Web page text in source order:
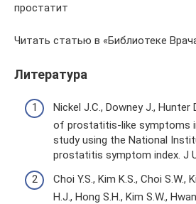
простатит
Читать статью в «Библиотеке
Литература
Nickel J.C., Downey J., Hunter
of prostatitis-like symptoms
study using the National
prostatitis symptom index. J
Choi Y.S., Kim K.S., Choi S.W.,
H.J., Hong S.H., Kim S.W.,